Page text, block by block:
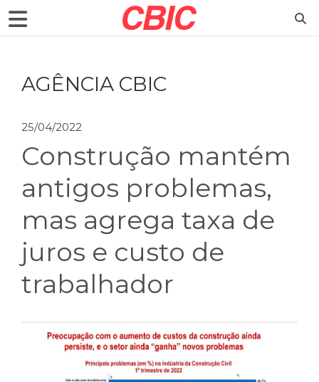
AGÊNCIA CBIC
25/04/2022
Construção mantém
antigos problemas,
mas agrega taxa de
juros e custo de
trabalhador